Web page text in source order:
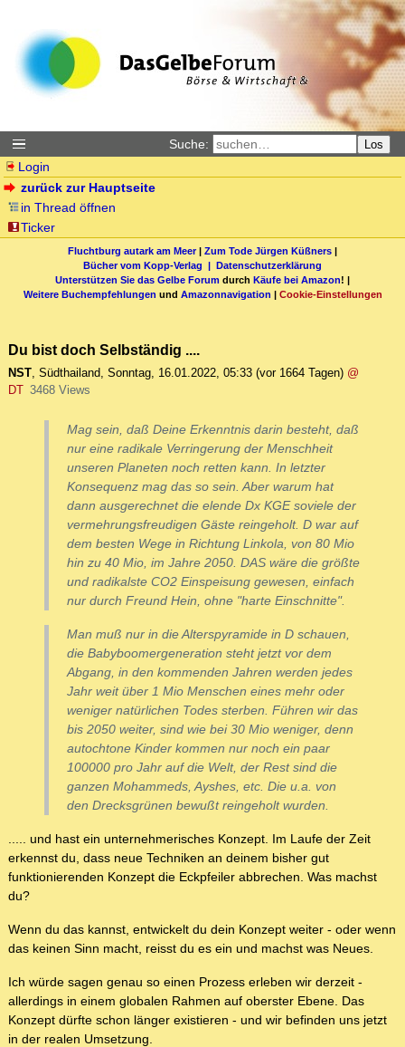
Suche: Los
Login
zurück zur Hauptseite
in Thread öffnen
Ticker
Fluchtburg autark am Meer| Zum Tode Jürgen Küßners |
Bücher vom Kopp-Verlag | Datenschutzerklärung
Unterstützen Sie das Gelbe Forum durch Käufe bei Amazon! |
Weitere Buchempfehlungen und Amazonnavigation | Cookie-Einstellungen
Du bist doch Selbständig ....
NST, Südthailand, Sonntag, 16.01.2022, 05:33 (vor 1664 Tagen) @
DT 3468 Views
Mag sein, daß Deine Erkenntnis darin besteht, daß
nur eine radikale Verringerung der Menschheit
unseren Planeten noch retten kann. In letzter
Konsequenz mag das so sein. Aber warum hat
dann ausgerechnet die elende Dx KGE soviele der
vermehrungsfreudigen Gäste reingeholt. D war auf
dem besten Wege in Richtung Linkola, von 80 Mio
hin zu 40 Mio, im Jahre 2050. DAS wäre die größte
und radikalste CO2 Einspeisung gewesen, einfach
nur durch Freund Hein, ohne "harte Einschnitte".
Man muß nur in die Alterspyramide in D schauen,
die Babyboomergeneration steht jetzt vor dem
Abgang, in den kommenden Jahren werden jedes
Jahr weit über 1 Mio Menschen eines mehr oder
weniger natürlichen Todes sterben. Führen wir das
bis 2050 weiter, sind wie bei 30 Mio weniger, denn
autochtone Kinder kommen nur noch ein paar
100000 pro Jahr auf die Welt, der Rest sind die
ganzen Mohammeds, Ayshes, etc. Die u.a. von
den Drecksgrünen bewußt reingeholt wurden.
..... und hast ein unternehmerisches Konzept. Im Laufe der Zeit
erkennst du, dass neue Techniken an deinem bisher gut
funktionierenden Konzept die Eckpfeiler abbrechen. Was machst
du?
Wenn du das kannst, entwickelt du dein Konzept weiter - oder wenn
das keinen Sinn macht, reisst du es ein und machst was Neues.
Ich würde sagen genau so einen Prozess erleben wir derzeit -
allerdings in einem globalen Rahmen auf oberster Ebene. Das
Konzept dürfte schon länger existieren - und wir befinden uns jetzt
in der realen Umsetzung.